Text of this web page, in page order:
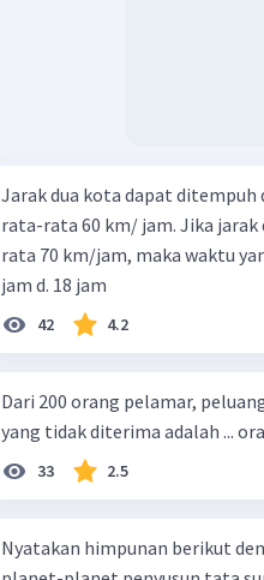
Beri Rating·0.0(0)
Jarak dua kota dapat
rata-rata 60 km/ jam. Jika
rata 70 km/jam, maka waktu yang diperlukan
jam d. 18 jam
42 4.2
Dari 200 orang pelamar,
yang tidak diterima adalah ...
33 2.5
Nyatakan himpunan berikut